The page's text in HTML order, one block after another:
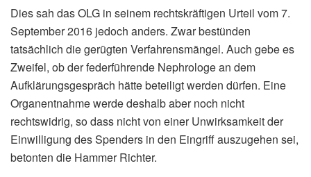
Dies sah das OLG in seinem rechtskräftigen Urteil vom 7.
September 2016 jedoch anders. Zwar bestünden
tatsächlich die gerügten Verfahrensmängel. Auch gebe es
Zweifel, ob der federführende Nephrologe an dem
Aufklärungsgespräch hätte beteiligt werden dürfen. Eine
Organentnahme werde deshalb aber noch nicht
rechtswidrig, so dass nicht von einer Unwirksamkeit der
Einwilligung des Spenders in den Eingriff auszugehen sei,
betonten die Hammer Richter.